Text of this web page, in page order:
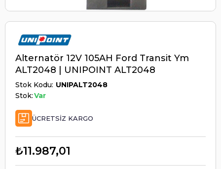
Alternatör 12V 105AH Ford Transit Ym
ALT2048 | UNIPOINT ALT2048
Stok Kodu UNIPALT2048
Stok:Var
ÜCRETSIZ KARGO
₺11.987,01